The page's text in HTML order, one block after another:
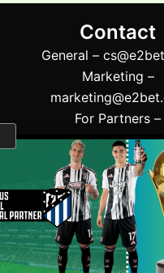
Contact
General –
Marketing –
For Partners –
Address:- 52
Tangail 1900,
Phone:- (+880)